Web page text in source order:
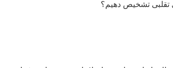
تقلبی تشخیص دهیم؟